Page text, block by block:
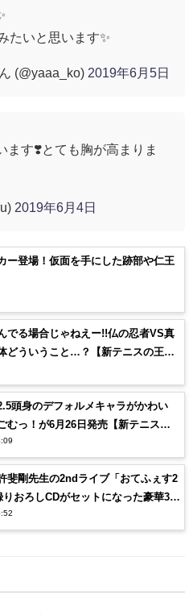
たいと思います✨
(@yaaa_ko) 2019年6月5日
ます❣️とても胸が高まりま
2019年6月4日
ー登場！仮面を手にした跡部や仁王
でる場合じゃねえー!!仏の忍者VS真
どういうこと…？【新テニスの王子
頭身のデフォルメキャラがかわい
むっ！が6月26日発売【新テニスの
斐剛先生の2ndライブ「おてふぇす2
りおろしCDがセットになった豪華3枚
定！